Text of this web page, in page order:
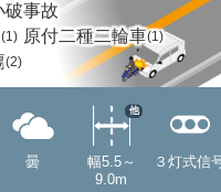
破事故
(1) 原付二種二輪車(1)
(2)
曇
幅5.5～
9.0m
他
３灯式信